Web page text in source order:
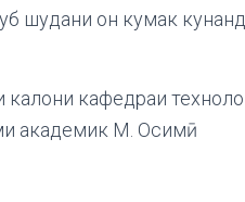
шудани он кумак
кафедраи
академик М. Осимӣ